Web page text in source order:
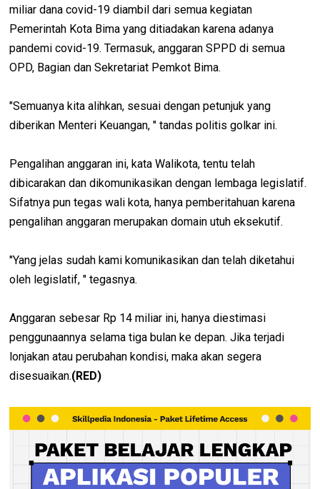
miliar dana covid-19 diambil dari semua kegiatan
Pemerintah Kota Bima yang ditiadakan karena adanya
pandemi covid-19. Termasuk, anggaran SPPD di semua
OPD, Bagian dan Sekretariat Pemkot Bima.
"Semuanya kita alihkan, sesuai dengan petunjuk yang
diberikan Menteri Keuangan, " tandas politis golkar ini.
Pengalihan anggaran ini, kata Walikota, tentu telah
dibicarakan dan dikomunikasikan dengan lembaga legislatif.
Sifatnya pun tegas wali kota, hanya pemberitahuan karena
pengalihan anggaran merupakan domain utuh eksekutif.
"Yang jelas sudah kami komunikasikan dan telah diketahui
oleh legislatif, " tegasnya.
Anggaran sebesar Rp 14 miliar ini, hanya diestimasi
penggunaannya selama tiga bulan ke depan. Jika terjadi
lonjakan atau perubahan kondisi, maka akan segera
disesuaikan.(RED)